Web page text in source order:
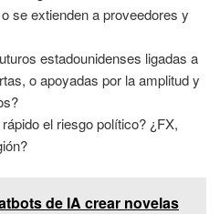
se extienden a proveedores y
estadounidenses ligadas a
o apoyadas por la amplitud y
el riesgo político? ¿FX,
de IA crear novelas